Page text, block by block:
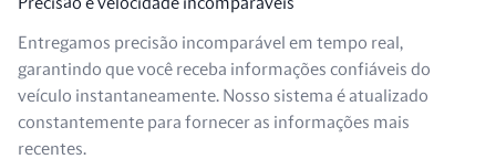
Entregamos precisão incomparável em tempo real,
garantindo que você receba informações confiáveis do
veículo instantaneamente. Nosso sistema é atualizado
constantemente para fornecer as informações mais
recentes.